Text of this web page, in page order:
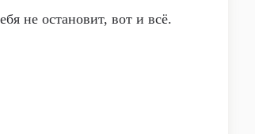
не остановит, вот и всё.